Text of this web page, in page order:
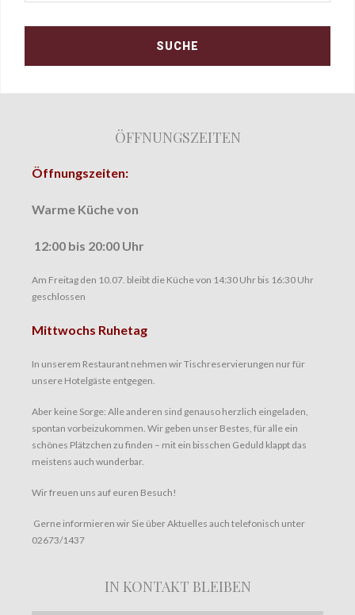
ÖFFNUNGSZEITEN
Öffnungszeiten:
Warme Küche von
12:00 bis 20:00 Uhr
Am Freitag den 10.07. bleibt die Küche von 14:30 Uhr bis 16:30 Uhr
geschlossen
Mittwochs Ruhetag
In unserem Restaurant nehmen wir Tischreservierungen nur für
unsere Hotelgäste entgegen.
Aber keine Sorge: Alle anderen sind genauso herzlich eingeladen,
spontan vorbeizukommen. Wir geben unser Bestes, für alle ein
schönes Plätzchen zu finden – mit ein bisschen Geduld klappt das
meistens auch wunderbar.
Wir freuen uns auf euren Besuch!
Gerne informieren wir Sie über Aktuelles auch telefonisch unter
02673/1437
IN KONTAKT BLEIBEN